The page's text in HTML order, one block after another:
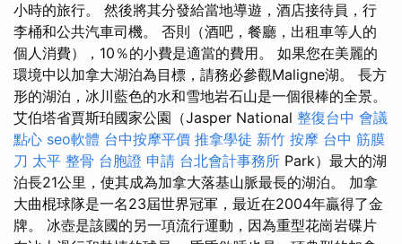
小時的旅行。 然後將其分發給當地導遊，酒店接待員，行
李桶和公共汽車司機。 否則（酒吧，餐廳，出租車等人的
個人消費），10％的小費是適當的費用。 如果您在美麗的
環境中以加拿大湖泊為目標，請務必參觀Maligne湖。 長方
形的湖泊，冰川藍色的水和雪地岩石山是一個很棒的全景。
艾伯塔省賈斯珀國家公園（Jasper National 整復台中 會議
點心 seo軟體 台中按摩平價 推拿學徒 新竹 按摩 台中 筋膜
刀 太平 整骨 台胞證 申請 台北會計事務所 Park）最大的湖
泊長21公里，使其成為加拿大落基山脈最長的湖泊。 加拿
大曲棍球隊是一名23屆世界冠軍，最近在2004年贏得了金
牌。 冰壺是該國的另一項流行運動，因為重型花崗岩碟片